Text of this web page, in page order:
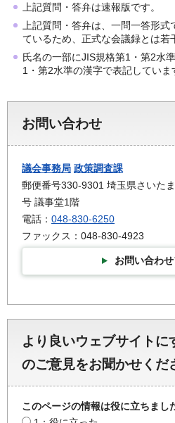
上記質問・答弁は速報版です。
上記質問・答弁は、一問一答形
ているため、正式な会議録とは若
氏名の一部にJIS規格第1・第2水
1・第2水準の漢字で表記していま
お問い合わせ
議会事務局 政策調査課
郵便番号330-9301 埼玉県さいた
号 議事堂1階
電話： 048-830-6250
ファックス：048-830-4923
お問い合わ
より良いウェブサイトに
のご意見をお聞かせくだ
このページの情報は役に立ちまし